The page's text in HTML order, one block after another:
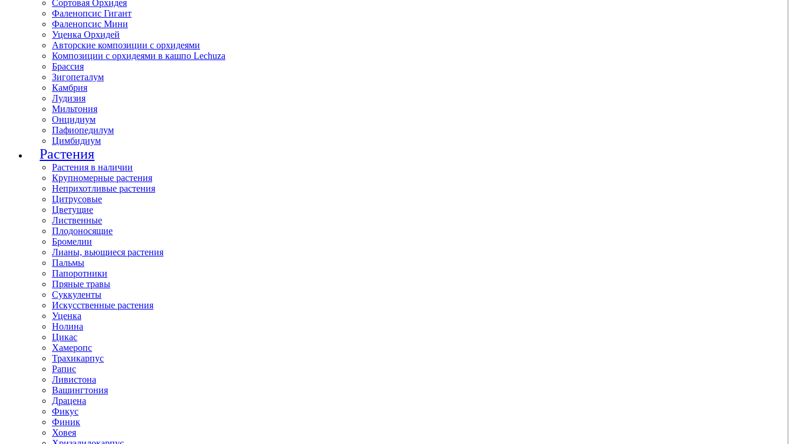
Сортовая Орхидея
Фаленопсис Гигант
Фаленопсис Мини
Уценка Орхидей
Авторские композиции с орхидеями
Композиции с орхидеями в кашпо Lechuza
Брассия
Зигопеталум
Камбрия
Лудизия
Мильтония
Онцидиум
Пафиопедилум
Цимбидиум
Растения
Растения в наличии
Крупномерные растения
Неприхотливые растения
Цитрусовые
Цветущие
Лиственные
Плодоносящие
Бромелии
Лианы, вьющиеся растения
Пальмы
Папоротники
Пряные травы
Суккуленты
Искусственные растения
Уценка
Нолина
Цикас
Хамеропс
Трахикарпус
Рапис
Ливистона
Вашингтония
Драцена
Фикус
Финик
Ховея